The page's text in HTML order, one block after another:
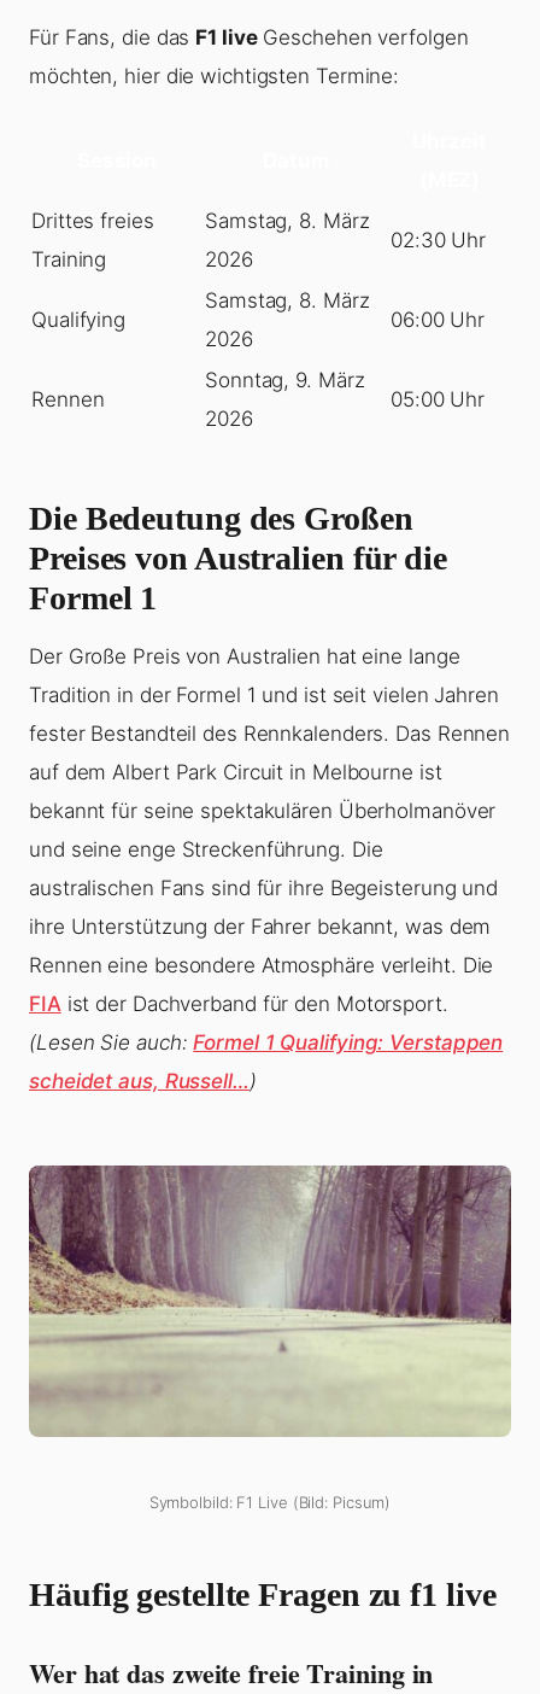
Für Fans, die das F1 liveGeschehen verfolgen
möchten, hier die wichtigsten Termine:
Drittes freies
Training
Samstag, 8. März
2026
02:30 Uhr
Qualifying
Samstag, 8. März
2026
06:00 Uhr
Rennen
Sonntag, 9. März
2026
05:00 Uhr
Die Bedeutung des Großen
Preises von Australien für die
Formel 1
Der Große Preis von Australien hat eine lange
Tradition in der Formel 1 und ist seit vielen Jahren
fester Bestandteil des Rennkalenders. Das Rennen
auf dem Albert Park Circuit in Melbourne ist
bekannt für seine spektakulären Überholmanöver
und seine enge Streckenführung. Die
australischen Fans sind für ihre Begeisterung und
ihre Unterstützung der Fahrer bekannt, was dem
Rennen eine besondere Atmosphäre verleiht. Die
FIAist der Dachverband für den Motorsport.
(Lesen Sie auch:Formel 1 Qualifying: Verstappen
scheidet aus, Russell…)
Symbolbild: F1 Live (Bild: Picsum)
Häufig gestellte Fragen zu f1 live
Wer hat das zweite freie Training in